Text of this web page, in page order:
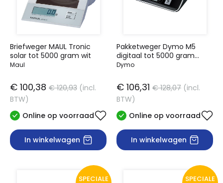
Briefweger MAUL Tronic
solar tot 5000 gram wit
Maul
€ 100,38 € 120,93 (incl.
BTW)
Online op voorraad
In winkelwagen
Pakketweger Dymo M5
digitaal tot 5000 gram
zwart
Dymo
€ 106,31 € 128,07 (incl.
BTW)
Online op voorraad
In winkelwagen
SPECIALE
SPECIALE